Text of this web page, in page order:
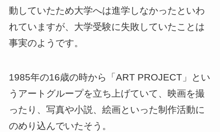
動していたため大学へは進学しなかったといわ
れていますが、大学受験に失敗していたことは
事実のようです。
1985年の16歳の時から「ART PROJECT」とい
うアートグループを立ち上げていて、映画を撮
ったり、写真や小説、絵画といった制作活動に
のめり込んでいたそう。